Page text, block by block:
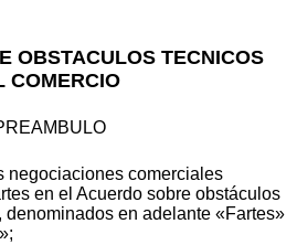
OBSTACULOS TECNICOS
COMERCIO
negociaciones comerciales
en el Acuerdo sobre obstáculos
denominados en adelante «Fartes»